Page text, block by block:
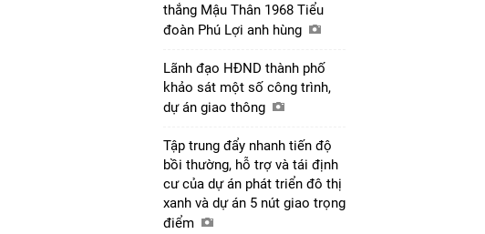
thắng Mậu Thân 1968 Tiểu
đoàn Phú Lợi anh hùng
Lãnh đạo HĐND thành phố
khảo sát một số công trình,
dự án giao thông
Tập trung đẩy nhanh tiến độ
bồi thường, hỗ trợ và tái định
cư của dự án phát triển đô thị
xanh và dự án 5 nút giao trọng
điểm